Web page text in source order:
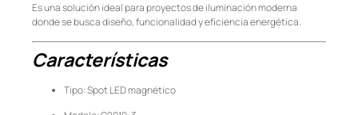
Es una solución ideal para proyectos de iluminación moderna
donde se busca diseño, funcionalidad y eficiencia energética.
Características
Tipo: Spot LED magnético